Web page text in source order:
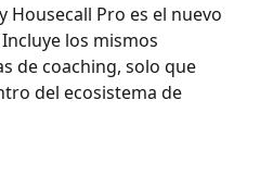
Housecall Pro es el nuevo
los mismos
de coaching, solo que
del ecosistema de